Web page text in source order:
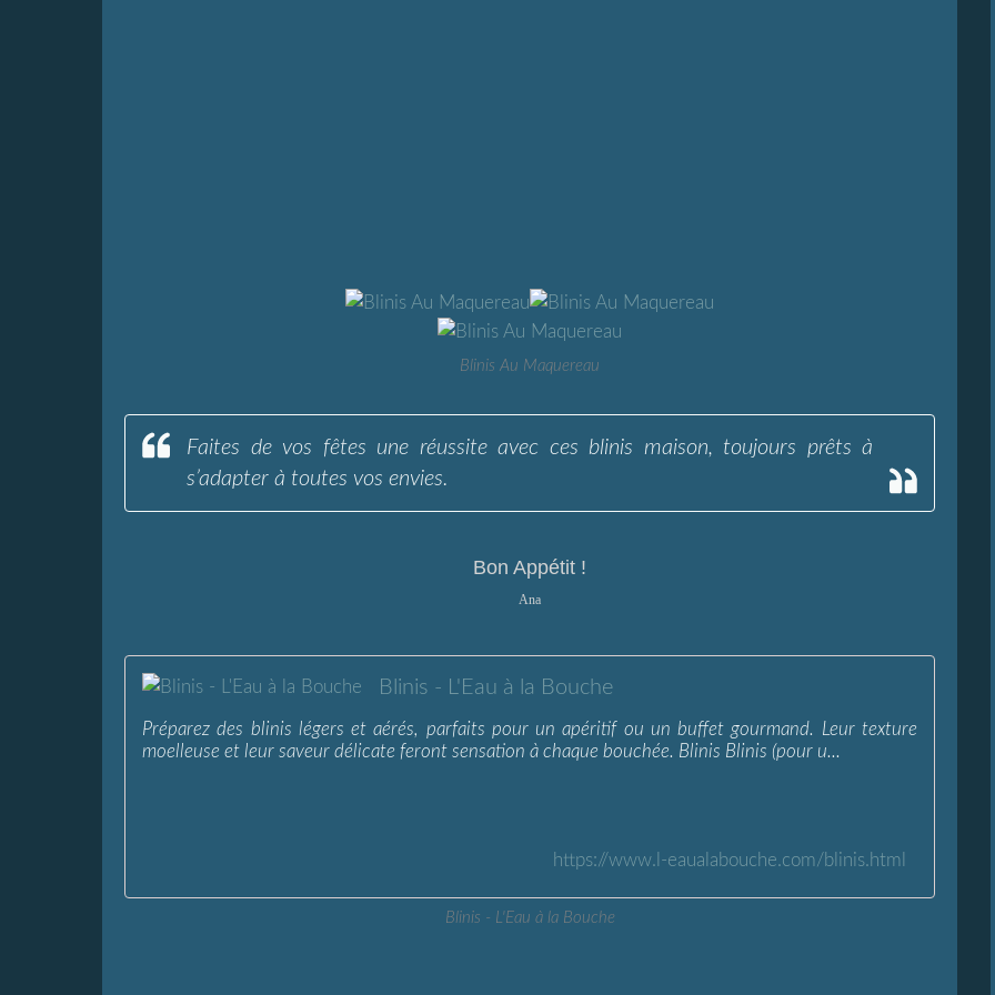
Blinis Au Maquereau
Faites de vos fêtes une réussite avec ces blinis maison, toujours prêts à
s’adapter à toutes vos envies.
Bon Appétit !
Ana
Blinis - L'Eau à la Bouche
Préparez des blinis légers et aérés, parfaits pour un apéritif ou un buffet gourmand. Leur texture
moelleuse et leur saveur délicate feront sensation à chaque bouchée. Blinis Blinis (pour u...
https://www.l-eaualabouche.com/blinis.html
Blinis - L'Eau à la Bouche